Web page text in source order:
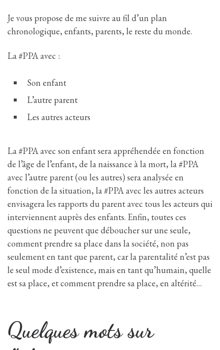
Je vous propose de me suivre au fil d’un plan
chronologique, enfants, parents, le reste du monde.
La #PPA avec :
Son enfant
L’autre parent
Les autres acteurs
La #PPA avec son enfant sera appréhendée en fonction
de l’âge de l’enfant, de la naissance à la mort, la #PPA
avec l’autre parent (ou les autres) sera analysée en
fonction de la situation, la #PPA avec les autres acteurs
envisagera les rapports du parent avec tous les acteurs qui
interviennent auprès des enfants. Enfin, toutes ces
questions ne peuvent que déboucher sur une seule,
comment prendre sa place dans la société, non pas
seulement en tant que parent, car la parentalité n’est pas
le seul mode d’existence, mais en tant qu’humain, quelle
est sa place, et comment prendre sa place, en altérité…
Quelques mots sur